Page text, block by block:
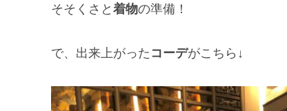
そそくさと 着物の準備！
で、出来上がった コーデがこちら↓